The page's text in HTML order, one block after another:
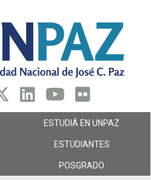
ESTUDIÁ EN UNPAZ
ESTUDIANTES
POSGRADO